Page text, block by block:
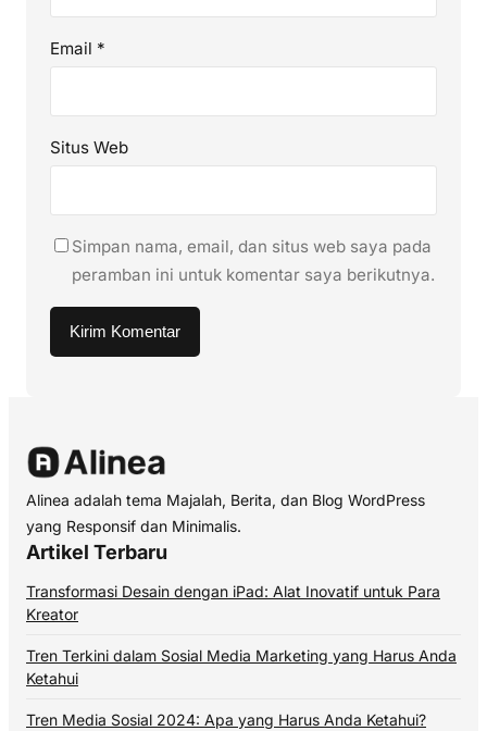
Email *
Situs Web
Simpan nama, email, dan situs web saya pada
peramban ini untuk komentar saya berikutnya.
Alinea adalah tema Majalah, Berita, dan Blog WordPress
yang Responsif dan Minimalis.
Artikel Terbaru
Transformasi Desain dengan iPad: Alat Inovatif untuk Para
Kreator
Tren Terkini dalam Sosial Media Marketing yang Harus Anda
Ketahui
Tren Media Sosial 2024: Apa yang Harus Anda Ketahui?